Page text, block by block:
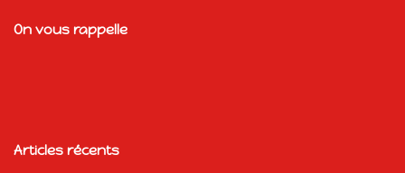
On vous rappelle
Articles récents